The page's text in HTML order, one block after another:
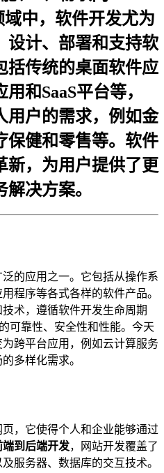
中， 软件开发尤为
设计、部署和支持软
括传统的桌面软件应
和SaaS平台等，
用户的需求，例如金
保健和零售等。软件
新，为用户提供了更
决方案。
的应用之一。它包括从操作系
程序等各式各样的软件产品。
术，遵循软件开发生命周期
可靠性、安全性和性能。今天
跨平台应用，例如云计算服务
多样化需求。
，它使得个人和企业能够通过
端到后端开发，网站开发覆盖了
服务器、数据库的交互技术。